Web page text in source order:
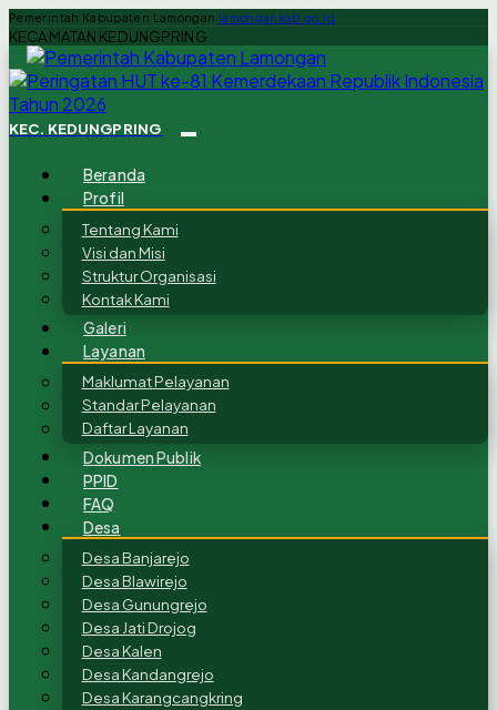
Pemerintah Kabupaten Lamongan lamongankab.go.id
KECAMATAN KEDUNGPRING
KEC. KEDUNGPRING
Beranda
Profil
Tentang Kami
Visi dan Misi
Struktur Organisasi
Kontak Kami
Galeri
Layanan
Maklumat Pelayanan
Standar Pelayanan
Daftar Layanan
Dokumen Publik
PPID
FAQ
Desa
Desa Banjarejo
Desa Blawirejo
Desa Gunungrejo
Desa Jati Drojog
Desa Kalen
Desa Kandangrejo
Desa Karangcangkring